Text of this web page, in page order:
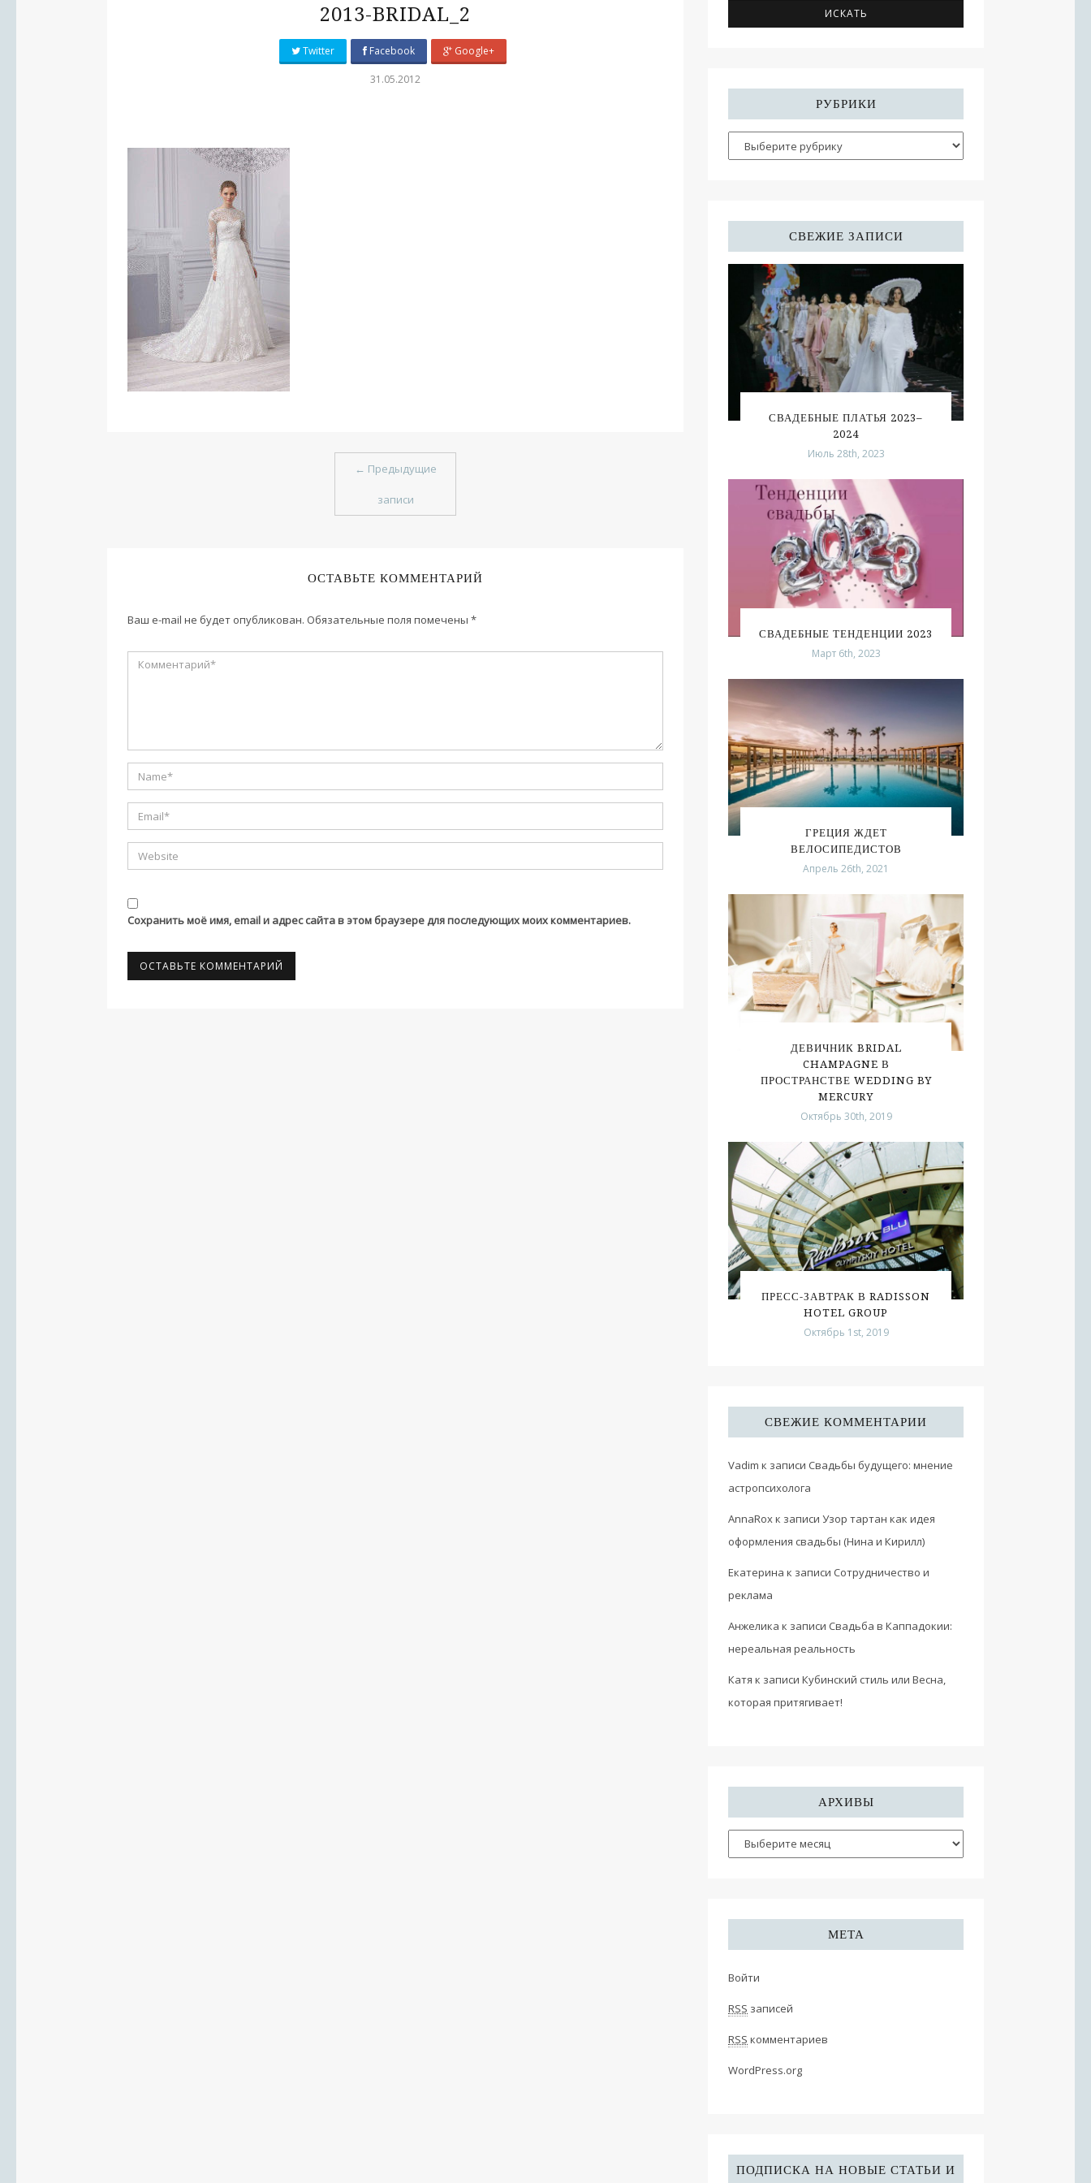
2013-BRIDAL_2
Twitter Facebook Google+
31.05.2012
← Предыдущие
записи
ОСТАВЬТЕ КОММЕНТАРИЙ
Ваш e-mail не будет опубликован. Обязательные поля помечены *
Сохранить моё имя, email и адрес сайта в этом браузере для последующих моих комментариев.
РУБРИКИ
СВЕЖИЕ ЗАПИСИ
СВАДЕБНЫЕ ПЛАТЬЯ 2023–
2024
Июль 28th, 2023
СВАДЕБНЫЕ ТЕНДЕНЦИИ 2023
Март 6th, 2023
ГРЕЦИЯ ЖДЕТ
ВЕЛОСИПЕДИСТОВ
Апрель 26th, 2021
ДЕВИЧНИК BRIDAL
CHAMPAGNE В
ПРОСТРАНСТВЕ WEDDING BY
MERCURY
Октябрь 30th, 2019
ПРЕСС-ЗАВТРАК В RADISSON
HOTEL GROUP
Октябрь 1st, 2019
СВЕЖИЕ КОММЕНТАРИИ
Vadim к записи Свадьбы будущего: мнение
астропсихолога
AnnaRoxк записи Узор тартан как идея
оформления свадьбы (Нина и Кирилл)
Екатерина к записи Сотрудничество и
реклама
Анжелика к записи Свадьба в Каппадокии:
нереальная реальность
Катя к записи Кубинский стиль или Весна,
которая притягивает!
АРХИВЫ
МЕТА
Войти
RSS записей
RSS комментариев
WordPress.org
ПОДПИСКА НА НОВЫЕ СТАТЬИ И